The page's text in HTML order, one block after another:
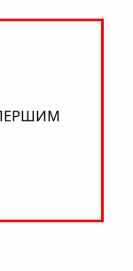
ПЕРШИМ